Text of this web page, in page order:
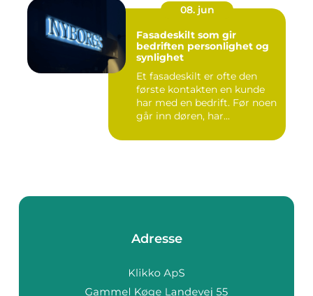
08. jun
Fasadeskilt som gir
bedriften personlighet og
synlighet
Et fasadeskilt er ofte den
første kontakten en kunde
har med en bedrift. Før noen
går inn døren, har...
Adresse